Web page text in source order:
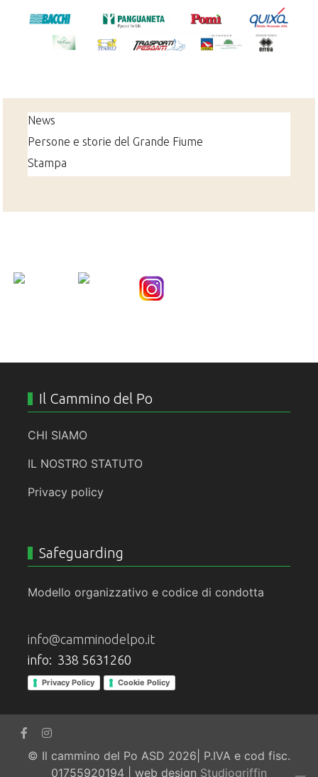
News
Persone e storie del Grande Fiume
Stampa
Il Cammino del Po
CHI SIAMO
IL NOSTRO STATUTO
Privacy policy
Safeguarding
Modello organizzativo e codice di condotta
info@camminodelpo.it
info: 338 5631260
Privacy Policy Cookie Policy
© Il cammino del Po ASD 2026| P.IVA e cod fisc.
01755920194 | web design Studiogriffin